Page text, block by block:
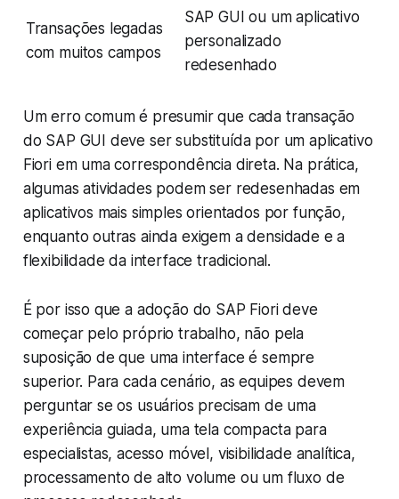
Transações legadas
com muitos campos
SAP GUI ou um aplicativo
personalizado
redesenhado
Um erro comum é presumir que cada transação
do SAP GUI deve ser substituída por um aplicativo
Fiori em uma correspondência direta. Na prática,
algumas atividades podem ser redesenhadas em
aplicativos mais simples orientados por função,
enquanto outras ainda exigem a densidade e a
flexibilidade da interface tradicional.
É por isso que a adoção do SAP Fiori deve
começar pelo próprio trabalho, não pela
suposição de que uma interface é sempre
superior. Para cada cenário, as equipes devem
perguntar se os usuários precisam de uma
experiência guiada, uma tela compacta para
especialistas, acesso móvel, visibilidade analítica,
processamento de alto volume ou um fluxo de